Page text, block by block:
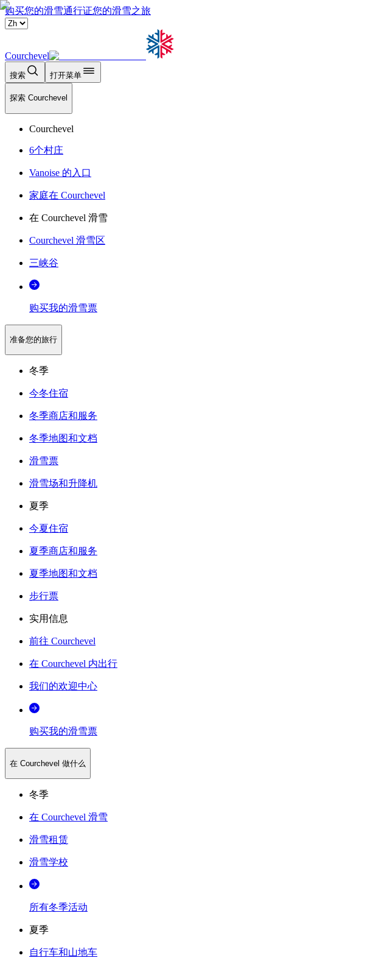
购买您的滑雪通行证您的滑雪之旅
Courchevel
搜索 打开菜单
探索 Courchevel
Courchevel
6个村庄
Vanoise 的入口
家庭在 Courchevel
在 Courchevel 滑雪
Courchevel 滑雪区
三峡谷
购买我的滑雪票
准备您的旅行
冬季
今冬住宿
冬季商店和服务
冬季地图和文档
滑雪票
滑雪场和升降机
夏季
今夏住宿
夏季商店和服务
夏季地图和文档
步行票
实用信息
前往 Courchevel
在 Courchevel 内出行
我们的欢迎中心
购买我的滑雪票
在 Courchevel 做什么
冬季
在 Courchevel 滑雪
滑雪租赁
滑雪学校
所有冬季活动
夏季
自行车和山地车